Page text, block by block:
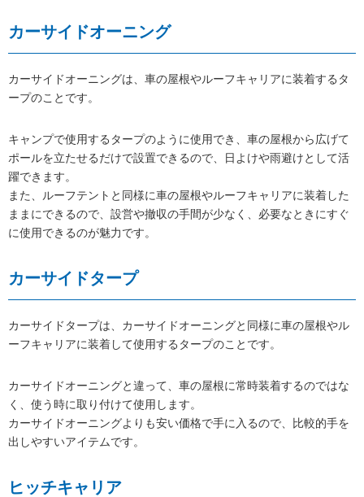
カーサイドオーニング
カーサイドオーニングは、車の屋根やルーフキャリアに装着するタ
ープのことです。
キャンプで使用するタープのように使用でき、車の屋根から広げて
ポールを立たせるだけで設置できるので、日よけや雨避けとして活
躍できます。
また、ルーフテントと同様に車の屋根やルーフキャリアに装着した
ままにできるので、設営や撤収の手間が少なく、必要なときにすぐ
に使用できるのが魅力です。
カーサイドタープ
カーサイドタープは、カーサイドオーニングと同様に車の屋根やル
ーフキャリアに装着して使用するタープのことです。
カーサイドオーニングと違って、車の屋根に常時装着するのではな
く、使う時に取り付けて使用します。
カーサイドオーニングよりも安い価格で手に入るので、比較的手を
出しやすいアイテムです。
ヒッチキャリア